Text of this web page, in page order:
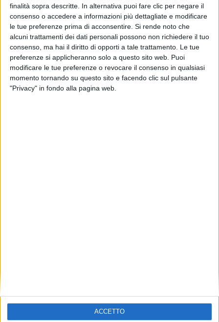
finalità sopra descritte. In alternativa puoi fare clic per negare il
consenso o accedere a informazioni più dettagliate e modificare
le tue preferenze prima di acconsentire. Si rende noto che
alcuni trattamenti dei dati personali possono non richiedere il tuo
consenso, ma hai il diritto di opporti a tale trattamento. Le tue
preferenze si applicheranno solo a questo sito web. Puoi
modificare le tue preferenze o revocare il consenso in qualsiasi
momento tornando su questo sito e facendo clic sul pulsante
"Privacy" in fondo alla pagina web.
ACCETTO
Una acquisizione e quattro
nuovi uffici in Usa per Savino
Del Bene
ECONOMIA 23 APRILE 2018